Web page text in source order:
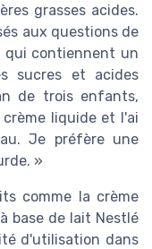
grasses acides.
aux questions de
qui contiennent un
sucres et acides
de trois enfants,
liquide et l'ai
Je préfère une
»
comme la crème
base de lait Nestlé
d'utilisation dans